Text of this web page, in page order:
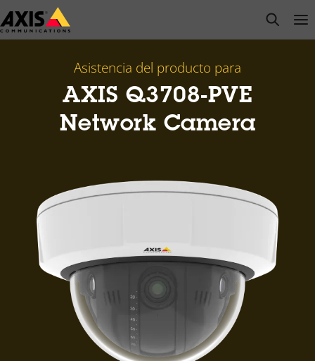
Saltar
al
open
Asistencia del producto para
AXIS Q3708-PVE
Network Camera